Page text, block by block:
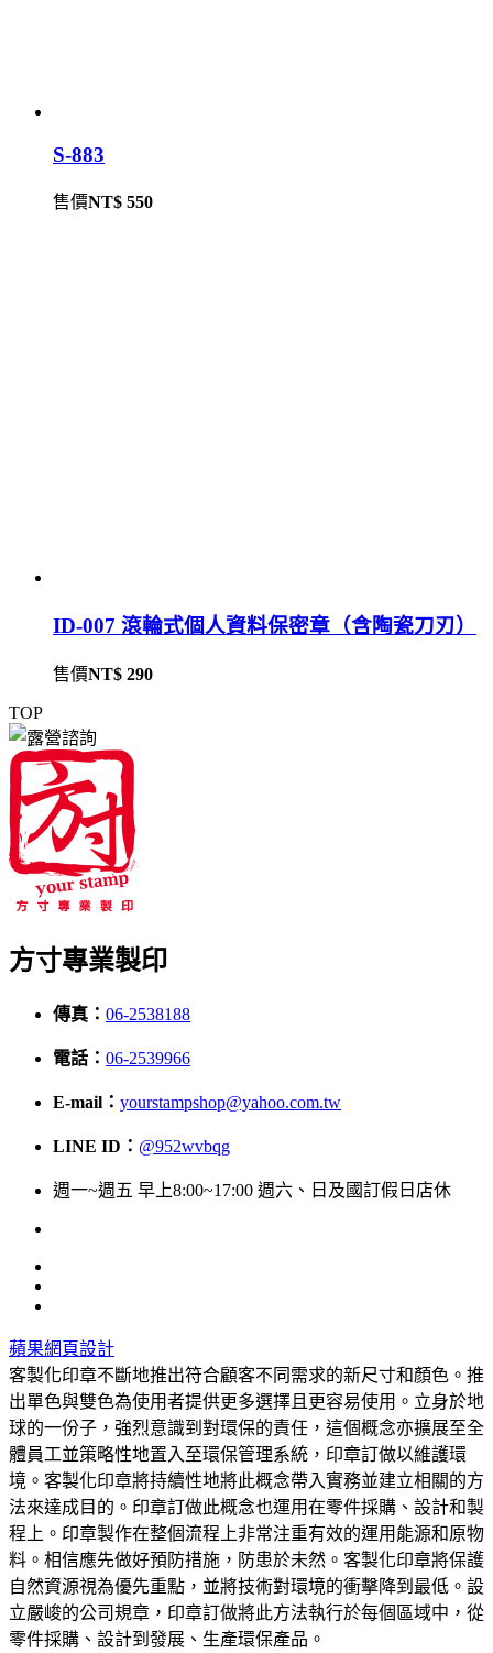
S-883
售價NT$ 550
ID-007 滾輪式個人資料保密章（含陶瓷刀刃）
售價NT$ 290
TOP
方寸專業製印
傳真： 06-2538188
電話： 06-2539966
E-mail： yourstampshop@yahoo.com.tw
LINE ID： @952wvbqg
週一~週五 早上8:00~17:00 週六、日及國訂假日店休
蘋果網頁設計
客製化印章不斷地推出符合顧客不同需求的新尺寸和顏色。推
出單色與雙色為使用者提供更多選擇且更容易使用。立身於地
球的一份子，強烈意識到對環保的責任，這個概念亦擴展至全
體員工並策略性地置入至環保管理系統，印章訂做以維護環
境。客製化印章將持續性地將此概念帶入實務並建立相關的方
法來達成目的。印章訂做此概念也運用在零件採購、設計和製
程上。印章製作在整個流程上非常注重有效的運用能源和原物
料。相信應先做好預防措施，防患於未然。客製化印章將保護
自然資源視為優先重點，並將技術對環境的衝擊降到最低。設
立嚴峻的公司規章，印章訂做將此方法執行於每個區域中，從
零件採購、設計到發展、生產環保產品。